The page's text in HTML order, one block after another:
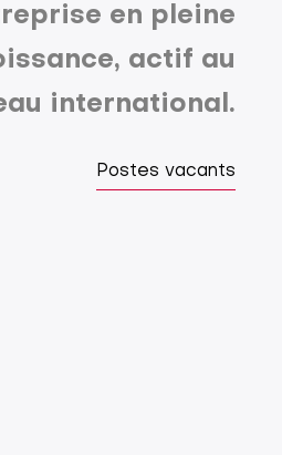
en pleine
actif au
international.
Postes vacants